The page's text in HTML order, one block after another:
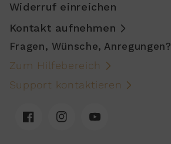
Widerruf einreichen
Kontakt aufnehmen
Fragen, Wünsche, Anregungen?
Zum Hilfebereich
Support kontaktieren
FacebookInstagramYouTube